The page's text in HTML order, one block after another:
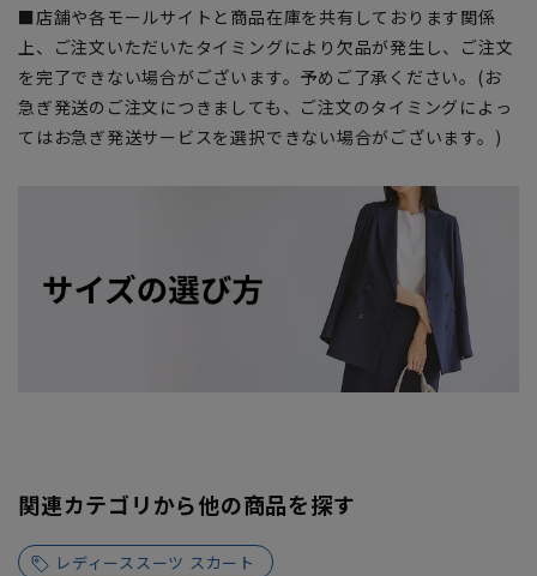
■店舗や各モールサイトと商品在庫を共有しております関係
上、ご注文いただいたタイミングにより欠品が発生し、ご注文
を完了できない場合がございます。予めご了承ください。(お
急ぎ発送のご注文につきましても、ご注文のタイミングによっ
てはお急ぎ発送サービスを選択できない場合がございます。)
関連カテゴリから他の商品を探す
レディーススーツ スカート